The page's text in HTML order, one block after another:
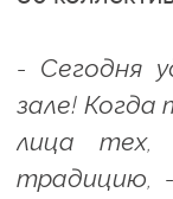
- Сегодня
зале!
лица тех,
традицию,